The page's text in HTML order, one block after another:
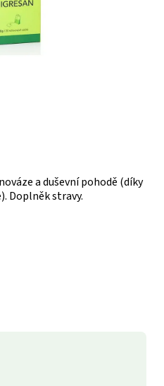
a duševní pohodě (díky
Doplněk stravy.